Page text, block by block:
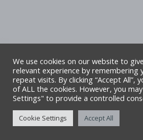
Hawlfraint Cyngor Sir
pob hawl. Safle gan
We use cookies on our website to
relevant experience by remembering
repeat visits. By clicking “Accept All”,
of ALL the cookies. However, you
Settings" to provide a controlled
Cookie Settings Accept All